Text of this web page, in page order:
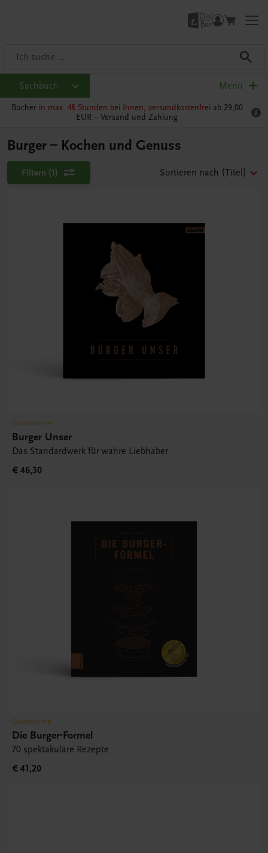
Sachbuch Menü
Bücher in max. 48 Stunden bei Ihnen, versandkostenfrei ab 29,00
EUR – Versand und Zahlung
Burger – Kochen und Genuss
Filtern (1) Sortieren nach (Titel)
Gastronomie
Burger Unser
Das Standardwerk für wahre Liebhaber
€ 46,30
Gastronomie
Die Burger-Formel
70 spektakuläre Rezepte
€ 41,20